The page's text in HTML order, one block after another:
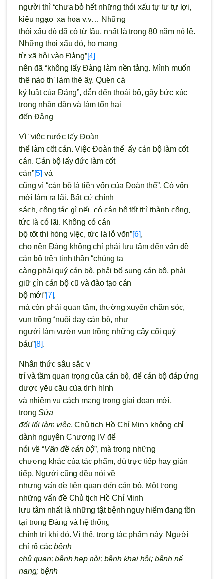
người thì “chưa bỏ hết những thói xấu tự tư tự lợi,
kiêu ngạo, xa hoa v.v… Những
thói xấu đó đã có từ lâu, nhất là trong 80 năm nô lệ.
Những thói xấu đó, họ mang
từ xã hội vào Đảng”[4] …
nên đã “không lấy Đảng làm nền tảng. Mình muốn
thế nào thì làm thế ấy. Quên cả
kỷ luật của Đảng”, dẫn đến thoái bộ, gây bức xúc
trong nhân dân và làm tổn hai
đến Đảng.
Vì “việc nước lấy Đoàn
thể làm cốt cán. Việc Đoàn thể lấy cán bộ làm cốt
cán. Cán bộ lấy đức làm cốt
cán”[5] và
cũng vì “cán bộ là tiền vốn của Đoàn thể”. Có vốn
mới làm ra lãi. Bất cứ chính
sách, công tác gì nếu có cán bộ tốt thì thành công,
tức là có lãi. Không có cán
bộ tốt thì hỏng việc, tức là lỗ vốn”[6],
cho nên Đảng không chỉ phải lưu tâm đến vấn đề
cán bộ trên tinh thần “chúng ta
càng phải quý cán bộ, phải bổ sung cán bộ, phải
giữ gìn cán bộ cũ và đào tạo cán
bộ mới”[7],
mà còn phải quan tâm, thường xuyên chăm sóc,
vun trồng “nuôi dạy cán bộ, như
người làm vườn vun trồng những cây cối quý
báu”[8],
Nhận thức sâu sắc vị
trí và tầm quan trọng của cán bộ, để cán bộ đáp ứng
được yêu cầu của tình hình
và nhiệm vụ cách mạng trong giai đoạn mới,
trong Sửa
đổi lối làm việc, Chủ tịch Hồ Chí Minh không chỉ
dành nguyên Chương IV để
nói về “Vấn đề cán bộ”, mà trong những
chương khác của tác phẩm, dù trực tiếp hay gián
tiếp, Người cũng đều nói về
những vấn đề liên quan đến cán bộ. Một trong
những vấn đề Chủ tịch Hồ Chí Minh
lưu tâm nhất là những tật bệnh nguy hiểm đang tồn
tại trong Đảng và hệ thống
chính trị khi đó. Vì thế, trong tác phẩm này, Người
chỉ rõ các bệnh
chủ quan; bệnh hẹp hòi; bệnh khai hội; bệnh nể
nang; bệnh